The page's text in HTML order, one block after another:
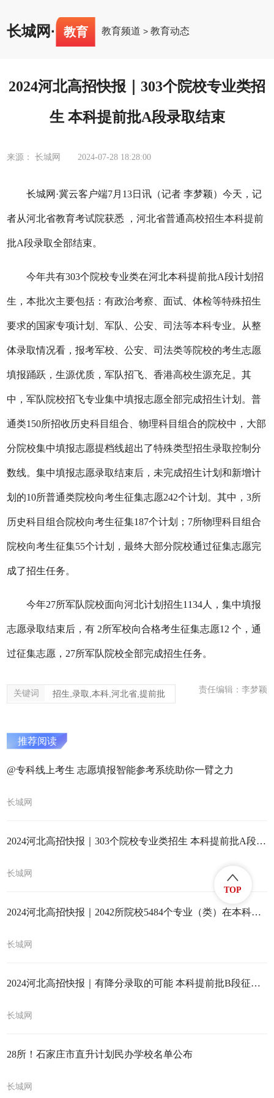
长城网· 教育 教育频道 >教育动态
2024河北高招快报｜303个院校专业类招
生 本科提前批A段录取结束
来源： 长城网 2024-07-28 18:28:00
长城网·冀云客户端7月13日讯（记者 李梦颖）今天，记
者从河北省教育考试院获悉 ，河北省普通高校招生本科提前
批A段录取全部结束。
今年共有303个院校专业类在河北本科提前批A段计划招
生，本批次主要包括：有政治考察、面试、体检等特殊招生
要求的国家专项计划、军队、公安、司法等本科专业。从整
体录取情况看，报考军校、公安、司法类等院校的考生志愿
填报踊跃，生源优质，军队招飞、香港高校生源充足。其
中，军队院校招飞专业集中填报志愿全部完成招生计划。普
通类150所招收历史科目组合、物理科目组合的院校中，大部
分院校集中填报志愿提档线超出了特殊类型招生录取控制分
数线。集中填报志愿录取结束后，未完成招生计划和新增计
划的10所普通类院校向考生征集志愿242个计划。其中，3所
历史科目组合院校向考生征集187个计划；7所物理科目组合
院校向考生征集55个计划，最终大部分院校通过征集志愿完
成了招生任务。
今年27所军队院校面向河北计划招生1134人，集中填报
志愿录取结束后，有 2所军校向合格考生征集志愿12 个，通
过征集志愿，27所军队院校全部完成招生任务。
关键词 招生,录取,本科,河北省,提前批 责任编辑：李梦颖
推荐阅读
@专科线上考生 志愿填报智能参考系统助你一臂之力
长城网
2024河北高招快报｜303个院校专业类招生 本科提前批A段录取结束
长城网
2024河北高招快报｜2042所院校5484个专业（类）在本科提前批B段计划招生
长城网
2024河北高招快报｜有降分录取的可能 本科提前批B段征集志愿计划公布
长城网
28所！石家庄市直升计划民办学校名单公布
长城网
TOP